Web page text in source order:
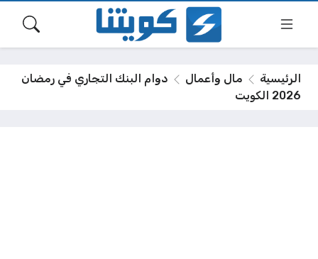
الرئيسية مال وأعمال
دوام البنك التجاري في رمضان
2026 الكويت